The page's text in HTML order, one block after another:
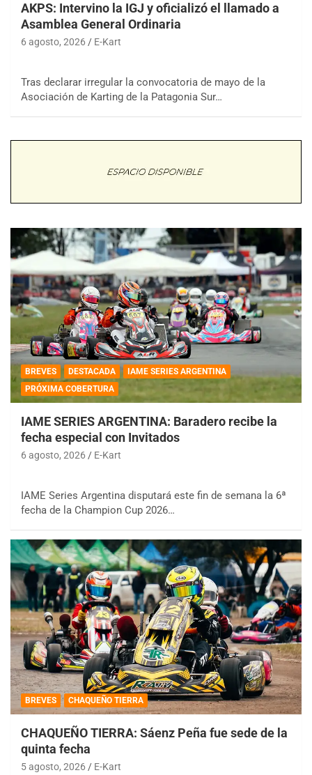
AKPS: Intervino la IGJ y oficializó el llamado a
Asamblea General Ordinaria
6 agosto, 2026 E-Kart
Tras declarar irregular la convocatoria de mayo de la
Asociación de Karting de la Patagonia Sur…
BREVES DESTACADA
IAME SERIES ARGENTINA
PRÓXIMA COBERTURA
IAME SERIES ARGENTINA: Baradero recibe la
fecha especial con Invitados
6 agosto, 2026 E-Kart
IAME Series Argentina disputará este fin de semana la 6ª
fecha de la Champion Cup 2026…
BREVES CHAQUEÑO TIERRA
CHAQUEÑO TIERRA: Sáenz Peña fue sede de la
quinta fecha
5 agosto, 2026 E-Kart